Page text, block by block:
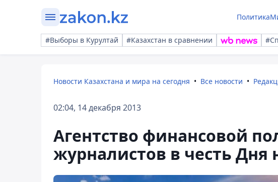
Политика
#Выборы в Курултай #Казахстан в сравнении
Новости Казахстана и мира на сегодня Все новости
02:04, 14 декабря 2013
Агентство финансовой
журналистов в честь Дня